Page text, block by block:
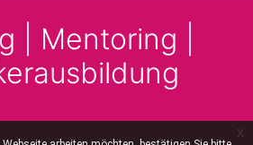
| Mentoring |
x